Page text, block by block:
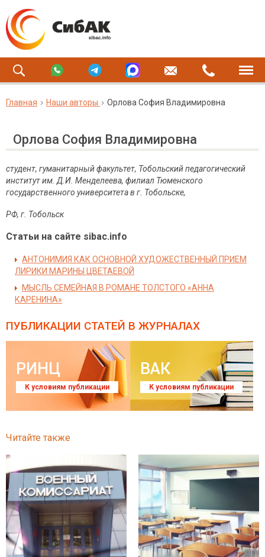
Главная Наши авторы Орлова София Владимировна
Орлова София Владимировна
студент, гуманитарный факультет, Тобольский педагогический
институт им. Д.И. Менделеева, филиал Тюменского
государственного университета в г. Тобольске,
РФ, г. Тобольск
Статьи на сайте sibac.info
АНТОНИМИЯ КАК ОСНОВНОЙ ХУДОЖЕСТВЕННЫЙ ПРИЕМ
ЛИРИКИ МАРИНЫ ЦВЕТАЕВОЙ
МЫСЛЬ СЕМЕЙНАЯ В РОМАНЕ ТОЛСТОГО «АННА
КАРЕНИНА»
ПУБЛИКАЦИИ СТАТЕЙ В ЖУРНАЛАХ
РИНЦ
К условиям публикации
ВАК
К условиям публикации
Читайте также